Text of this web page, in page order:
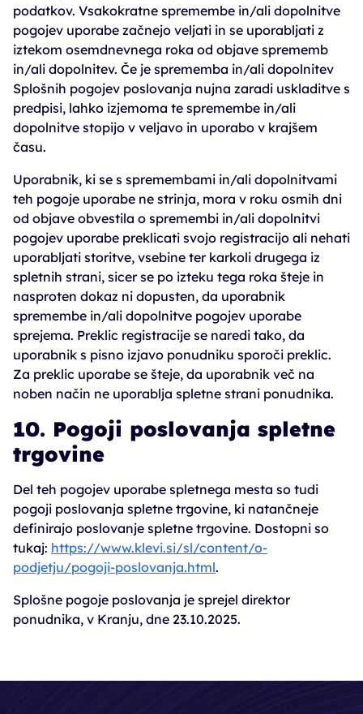
podatkov. Vsakokratne spremembe in/ali dopolnitve
pogojev uporabe začnejo veljati in se uporabljati z
iztekom osemdnevnega roka od objave sprememb
in/ali dopolnitev. Če je sprememba in/ali dopolnitev
Splošnih pogojev poslovanja nujna zaradi uskladitve s
predpisi, lahko izjemoma te spremembe in/ali
dopolnitve stopijo v veljavo in uporabo v krajšem
času.
Uporabnik, ki se s spremembami in/ali dopolnitvami
teh pogoje uporabe ne strinja, mora v roku osmih dni
od objave obvestila o spremembi in/ali dopolnitvi
pogojev uporabe preklicati svojo registracijo ali nehati
uporabljati storitve, vsebine ter karkoli drugega iz
spletnih strani, sicer se po izteku tega roka šteje in
nasproten dokaz ni dopusten, da uporabnik
spremembe in/ali dopolnitve pogojev uporabe
sprejema. Preklic registracije se naredi tako, da
uporabnik s pisno izjavo ponudniku sporoči preklic.
Za preklic uporabe se šteje, da uporabnik več na
noben način ne uporablja spletne strani ponudnika.
10. Pogoji poslovanja spletne
trgovine
Del teh pogojev uporabe spletnega mesta so tudi
pogoji poslovanja spletne trgovine, ki natančneje
definirajo poslovanje spletne trgovine. Dostopni so
tukaj: https://www.klevi.si/sl/content/o-
podjetju/pogoji-poslovanja.html.
Splošne pogoje poslovanja je sprejel direktor
ponudnika, v Kranju, dne 23.10.2025.